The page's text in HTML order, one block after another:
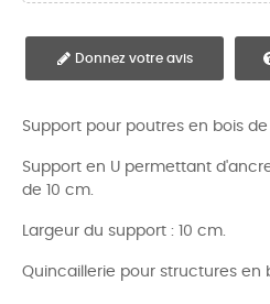
Donnez votre avis
Support pour poutres en bois de
Support en U permettant
de 10 cm.
Largeur du support : 10 cm.
Quincaillerie pour structures en